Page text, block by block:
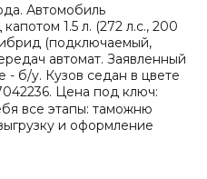
Автомобиль
1.5 л. (272 л.с., 200
(подключаемый,
автомат. Заявленный
- б/у. Кузов седан в цвете
Цена под ключ:
все этапы: таможню
и оформление